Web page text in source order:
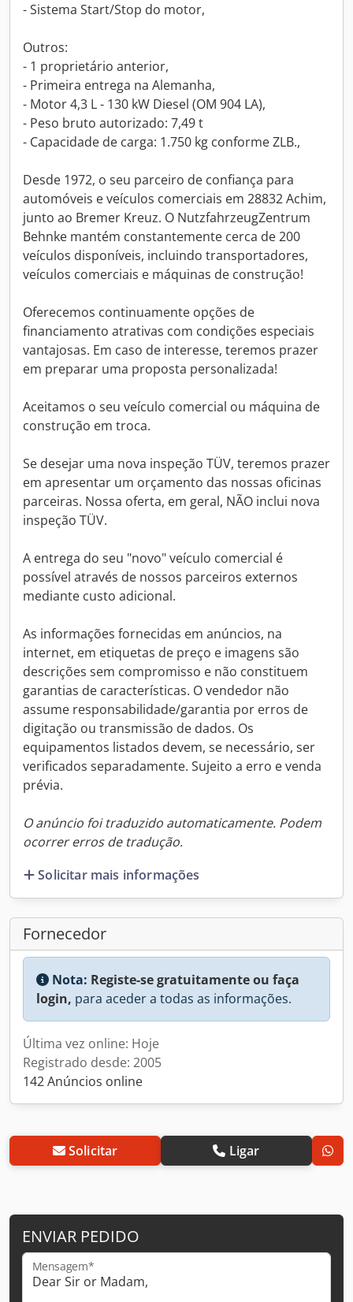
- Sistema Start/Stop do motor,
Outros:
- 1 proprietário anterior,
- Primeira entrega na Alemanha,
- Motor 4,3 L - 130 kW Diesel (OM 904 LA),
- Peso bruto autorizado: 7,49 t
- Capacidade de carga: 1.750 kg conforme ZLB.,
Desde 1972, o seu parceiro de confiança para
automóveis e veículos comerciais em 28832 Achim,
junto ao Bremer Kreuz. O NutzfahrzeugZentrum
Behnke mantém constantemente cerca de 200
veículos disponíveis, incluindo transportadores,
veículos comerciais e máquinas de construção!
Oferecemos continuamente opções de
financiamento atrativas com condições especiais
vantajosas. Em caso de interesse, teremos prazer
em preparar uma proposta personalizada!
Aceitamos o seu veículo comercial ou máquina de
construção em troca.
Se desejar uma nova inspeção TÜV, teremos prazer
em apresentar um orçamento das nossas oficinas
parceiras. Nossa oferta, em geral, NÃO inclui nova
inspeção TÜV.
A entrega do seu "novo" veículo comercial é
possível através de nossos parceiros externos
mediante custo adicional.
As informações fornecidas em anúncios, na
internet, em etiquetas de preço e imagens são
descrições sem compromisso e não constituem
garantias de características. O vendedor não
assume responsabilidade/garantia por erros de
digitação ou transmissão de dados. Os
equipamentos listados devem, se necessário, ser
verificados separadamente. Sujeito a erro e venda
prévia.
O anúncio foi traduzido automaticamente. Podem
ocorrer erros de tradução.
Solicitar mais informações
Fornecedor
Nota: Registe-se gratuitamente ou faça
login, para aceder a todas as informações.
Última vez online: Hoje
Registrado desde: 2005
142 Anúncios online
Solicitar Ligar
ENVIAR PEDIDO
Mensagem*